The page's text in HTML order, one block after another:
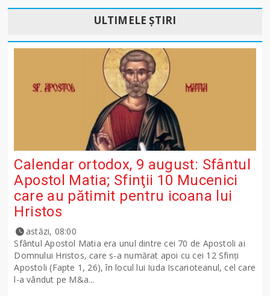
ULTIMELE ȘTIRI
Calendar ortodox, 9 august: Sfântul
Apostol Matia; Sfinţii 10 Mucenici
care au pătimit pentru icoana lui
Hristos
astăzi, 08:00
Sfântul Apostol Matia era unul dintre cei 70 de Apostoli ai
Domnului Hristos, care s-a numărat apoi cu cei 12 Sfinţi
Apostoli (Fapte 1, 26), în locul lui Iuda Iscarioteanul, cel care
l-a vândut pe M&a...